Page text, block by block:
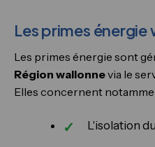
Les primes énergie
Les primes énergie sont
Région wallonnevia le
Elles concernent
L'isolation